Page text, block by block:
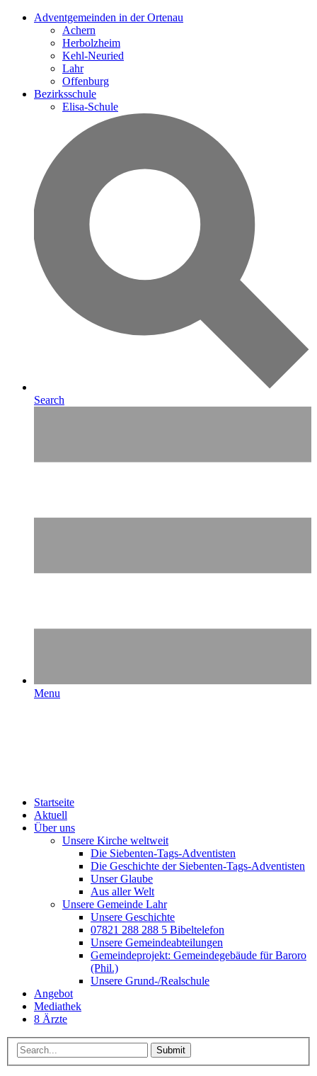
Adventgemeinden in der Ortenau
Achern
Herbolzheim
Kehl-Neuried
Lahr
Offenburg
Bezirksschule
Elisa-Schule
Search
Menu
Startseite
Aktuell
Über uns
Unsere Kirche weltweit
Die Siebenten-Tags-Adventisten
Die Geschichte der Siebenten-Tags-Adventisten
Unser Glaube
Aus aller Welt
Unsere Gemeinde Lahr
Unsere Geschichte
07821 288 288 5 Bibeltelefon
Unsere Gemeindeabteilungen
Gemeindeprojekt: Gemeindegebäude für Baroro
(Phil.)
Unsere Grund-/Realschule
Angebot
Mediathek
8 Ärzte
Submit